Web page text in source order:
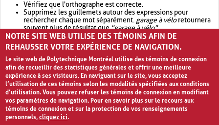
Vérifiez que l'orthographe est correcte.
Supprimez les guillemets autour des expressions pour
rechercher chaque mot séparément. garage à véloretournera
souvent plus de résultat que"garage à vélo".
Envisagez d'élargir votre recherche avec OR.garage OR vélo
retournera souvent plus de résultat quegarage à vélo
NOTRE SITE WEB UTILISE DES TÉMOINS AFIN DE
REHAUSSER VOTRE EXPÉRIENCE DE NAVIGATION.
Le site web de Polytechnique Montréal utilise des témoins de connexion
afin de recueillir des statistiques générales et offrir une meilleure
expérience à ses visiteurs. En naviguant sur le site, vous acceptez
l’utilisation de ces témoins selon les modalités spécifiées aux conditions
d’utilisation. Vous pouvez refuser les témoins de connexion en modifiant
vos paramètres de navigation. Pour en savoir plus sur le recours aux
témoins de connexion et sur la protection de vos renseignements
personnels,cliquez ici.